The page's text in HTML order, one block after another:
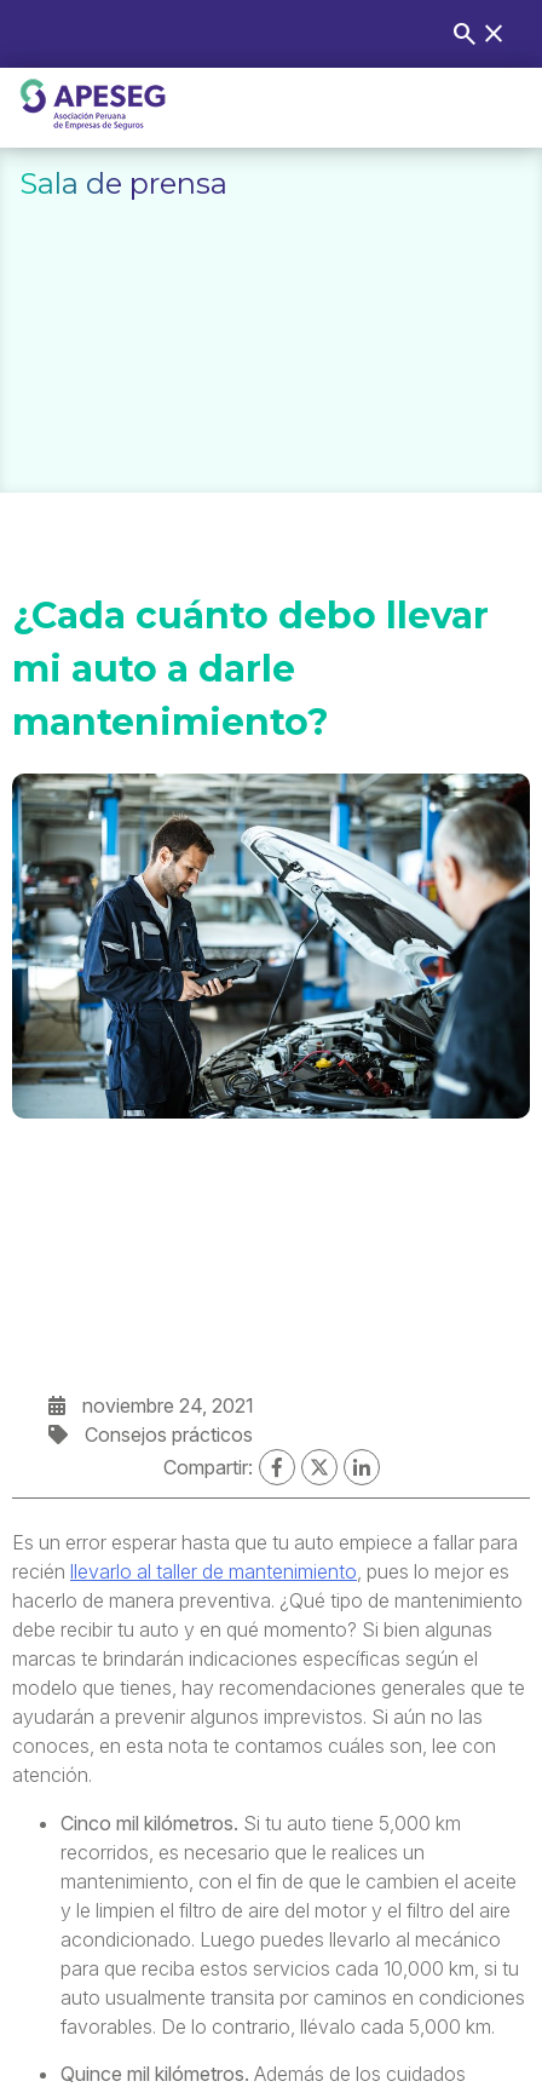
content
Buscar:
search close
APESEG
Sala de prensa
¿Cada cuánto debo llevar
mi auto a darle
mantenimiento?
noviembre 24, 2021
Consejos prácticos
Compartir:
Es un error esperar hasta que tu auto empiece a fallar para
recién llevarlo al taller de mantenimiento, pues lo mejor es
hacerlo de manera preventiva. ¿Qué tipo de mantenimiento
debe recibir tu auto y en qué momento? Si bien algunas
marcas te brindarán indicaciones específicas según el
modelo que tienes, hay recomendaciones generales que te
ayudarán a prevenir algunos imprevistos. Si aún no las
conoces, en esta nota te contamos cuáles son, lee con
atención.
Cinco mil kilómetros. Si tu auto tiene 5,000 km
recorridos, es necesario que le realices un
mantenimiento, con el fin de que le cambien el aceite
y le limpien el filtro de aire del motor y el filtro del aire
acondicionado. Luego puedes llevarlo al mecánico
para que reciba estos servicios cada 10,000 km, si tu
auto usualmente transita por caminos en condiciones
favorables. De lo contrario, llévalo cada 5,000 km.
Quince mil kilómetros. Además de los cuidados